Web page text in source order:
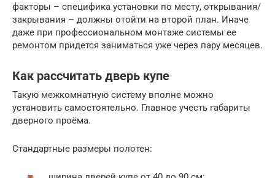
факторы – специфика установки по месту, открывания/
закрывания – должны отойти на второй план. Иначе
даже при профессиональном монтаже системы ее
ремонтом придется заниматься уже через пару месяцев.
Как рассчитать дверь купе
Такую межкомнатную систему вполне можно
установить самостоятельно. Главное учесть габариты
дверного проёма.
Стандартные размеры полотен: